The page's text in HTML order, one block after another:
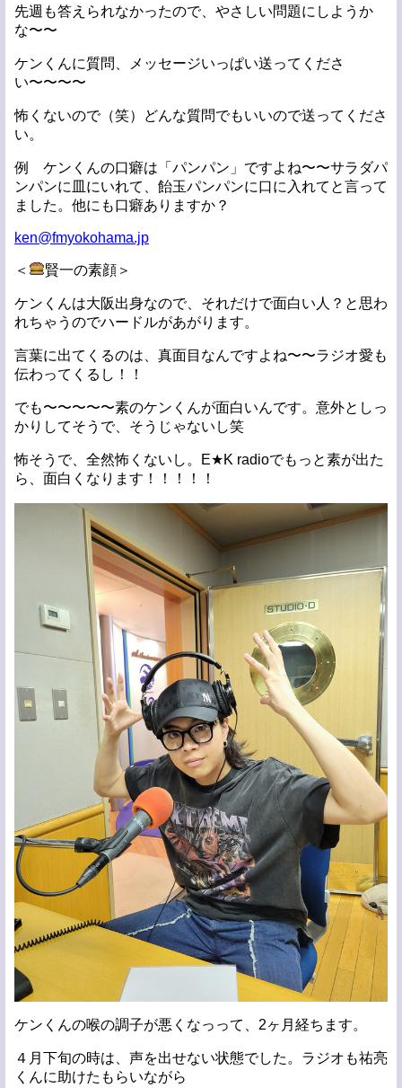
先週も答えられなかったので、やさしい問題にしようか
な〜〜
ケンくんに質問、メッセージいっぱい送ってくださ
い〜〜〜〜
怖くないので（笑）どんな質問でもいいので送ってくださ
い。
例 ケンくんの口癖は「パンパン」ですよね〜〜サラダパ
ンパンに皿にいれて、飴玉パンパンに口に入れてと言って
ました。他にも口癖ありますか？
ken@fmyokohama.jp
＜ 賢一の素顔＞
ケンくんは大阪出身なので、それだけで面白い人？と思わ
れちゃうのでハードルがあがります。
言葉に出てくるのは、真面目なんですよね〜〜ラジオ愛も
伝わってくるし！！
でも〜〜〜〜〜素のケンくんが面白いんです。意外としっ
かりしてそうで、そうじゃないし笑
怖そうで、全然怖くないし。E★K radioでもっと素が出た
ら、面白くなります！！！！！
ケンくんの喉の調子が悪くなっって、2ヶ月経ちます。
４月下旬の時は、声を出せない状態でした。ラジオも祐亮
くんに助けたもらいながら